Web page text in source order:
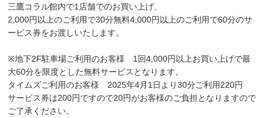
三鷹コラル館内で1店舗でのお買い上げ、
2,000円以上のご利用で30分無料4,000円以上のご利用で60分のサ
ービス券をお渡しいたします。
※地下2F駐車場ご利用のお客様 1回4,000円以上お買い上げで最
大60分を限度とした無料サービスとなります。
タイムズご利用のお客様 2025年4月1日より30分ご利用220円
サービス券は200円ですので20円がお客様のご負担となりますので
ご了承ください。